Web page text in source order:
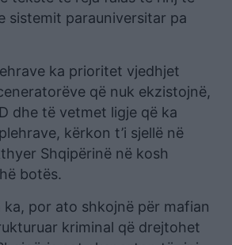
sistemit parauniversitar pa
ka prioritet vjedhjet
që nuk ekzistojnë,
dhe të vetmet ligje që ka
kërkon t’i sjellë në
Shqipërinë në kosh
botës.
ka, por ato shkojnë për mafian
kriminal që drejtohet